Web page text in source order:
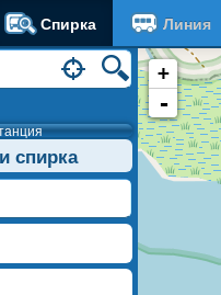
Спирка Линия
спирка
+
-